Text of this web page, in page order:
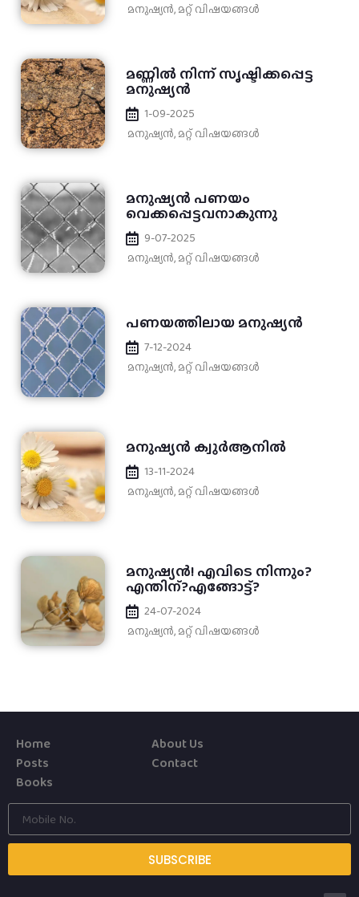
മനുഷ്യൻ, മറ്റ് വിഷയങ്ങള്‍
മണ്ണില്‍ നിന്ന് സൃഷ്ടിക്കപ്പെട്ട
മനുഷ്യൻ
1-09-2025
മനുഷ്യൻ, മറ്റ് വിഷയങ്ങള്‍
മനുഷ്യൻ പണയം
വെക്കപ്പെട്ടവനാകുന്നു
9-07-2025
മനുഷ്യൻ, മറ്റ് വിഷയങ്ങള്‍
പണയത്തിലായ മനുഷ്യൻ
7-12-2024
മനുഷ്യൻ, മറ്റ് വിഷയങ്ങള്‍
മനുഷ്യന്‍ ക്വുര്‍ആനില്‍
13-11-2024
മനുഷ്യൻ, മറ്റ് വിഷയങ്ങള്‍
മനുഷ്യൻ! എവിടെ നിന്നും?
എന്തിന്?എങ്ങോട്ട്?
24-07-2024
മനുഷ്യൻ, മറ്റ് വിഷയങ്ങള്‍
Home
Posts
Books
About Us
Contact
SUBSCRIBE